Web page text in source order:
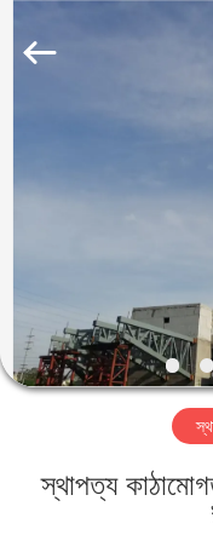
পণ্য
ভিআর
শো
আমাদের
Qingdao
স্থাপত্য